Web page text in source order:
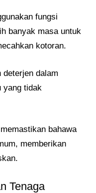
fungsi
banyak masa untuk
kotoran.
deterjen dalam
yang tidak
bahawa
memberikan
Tenaga